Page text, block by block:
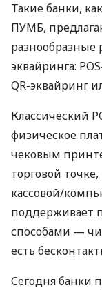
Такие банки,
ПУМБ,
разнообразные
эквайринга:
QR-эквайринг
Классический
физическое
чековым
торговой
кассовой/
поддерживает
способами —
есть
Сегодня банки